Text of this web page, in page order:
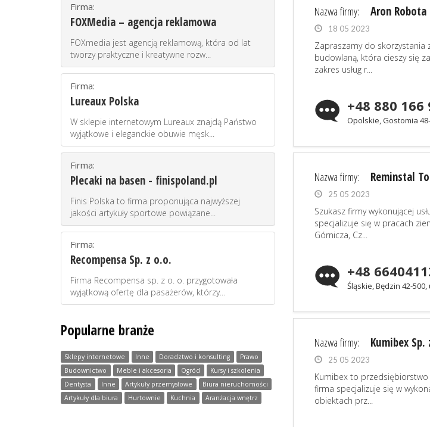
Firma:
FOXMedia – agencja reklamowa
FOXmedia jest agencją reklamową, która od lat
tworzy praktyczne i kreatywne rozw...
Firma:
Lureaux Polska
W sklepie internetowym Lureaux znajdą Państwo
wyjątkowe i eleganckie obuwie męsk...
Firma:
Plecaki na basen - finispoland.pl
Finis Polska to firma proponująca najwyższej
jakości artykuły sportowe powiązane...
Firma:
Recompensa Sp. z o.o.
Firma Recompensa sp. z o. o. przygotowała
wyjątkową ofertę dla pasażerów, którzy...
Popularne branże
Sklepy internetowe Inne Doradztwo i konsulting
Prawo
Budownictwo
Meble i akcesoria Ogród
Kursy i szkolenia
Dentysta
Inne Artykuły przemysłowe
Biura nieruchomości
Artykuły dla biura
Hurtownie Kuchnia Aranżacja wnętrz
Nazwa firmy: Aron
18 05 2023
Zapraszamy do skorzystania
budowlaną, która cieszy się
zakres usług r...
+48 880 166
Opolskie, Gostomia
Nazwa firmy: Reminstal
25 05 2023
Szukasz firmy wykonującej
specjalizuje się w pracach
Górnicza, Cz...
+48
Śląskie, Będzin 42-500,
Nazwa firmy: Kumibex Sp.
25 05 2023
Kumibex to przedsiębiorstwo
firma specjalizuje się w
obiektach prz...